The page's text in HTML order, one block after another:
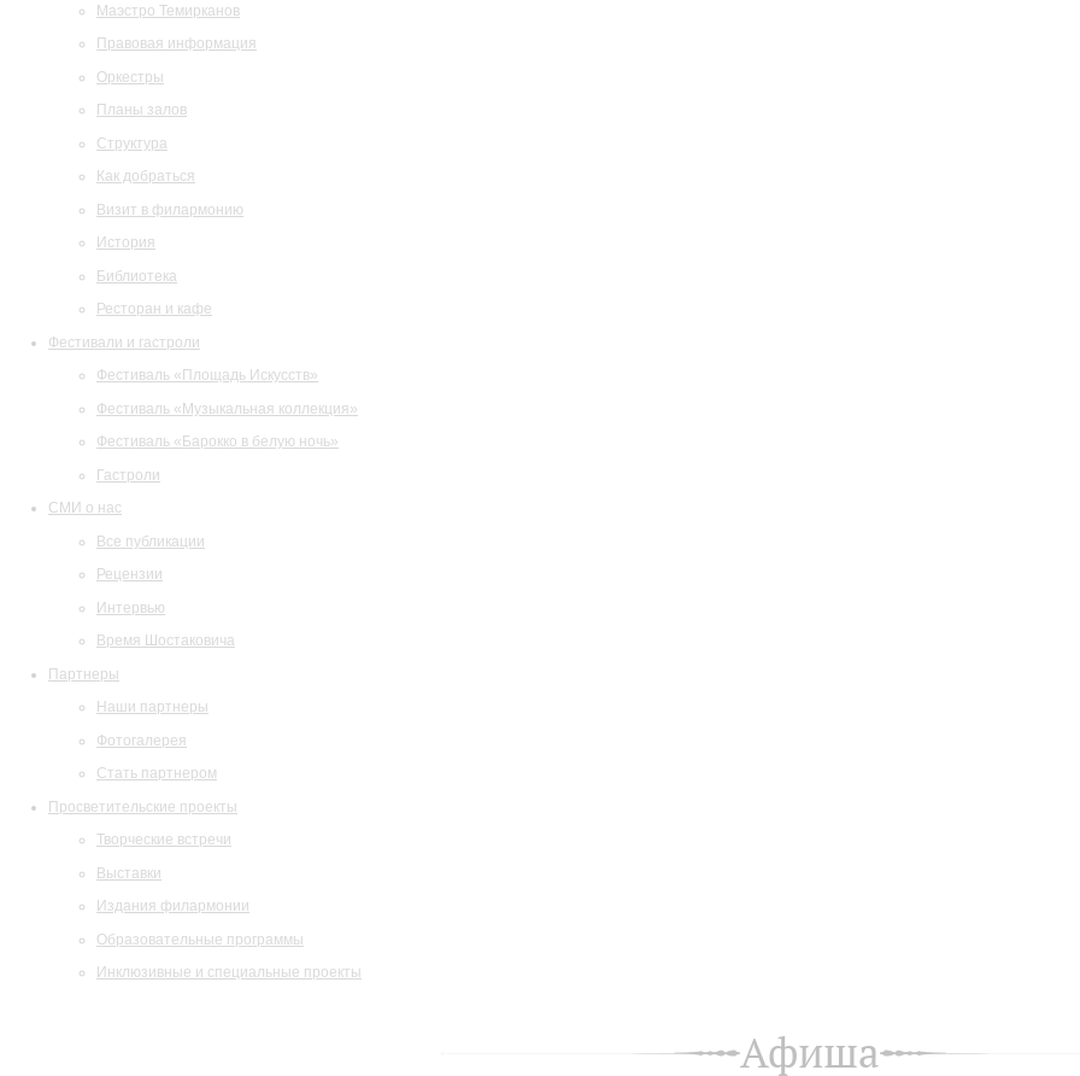
Маэстро Темирканов
Правовая информация
Оркестры
Планы залов
Структура
Как добраться
Визит в филармонию
История
Библиотека
Ресторан и кафе
Фестивали и гастроли
Фестиваль «Площадь Искусств»
Фестиваль «Музыкальная коллекция»
Фестиваль «Барокко в белую ночь»
Гастроли
СМИ о нас
Все публикации
Рецензии
Интервью
Время Шостаковича
Партнеры
Наши партнеры
Фотогалерея
Стать партнером
Просветительские проекты
Творческие встречи
Выставки
Издания филармонии
Образовательные программы
Инклюзивные и специальные проекты
Афиша